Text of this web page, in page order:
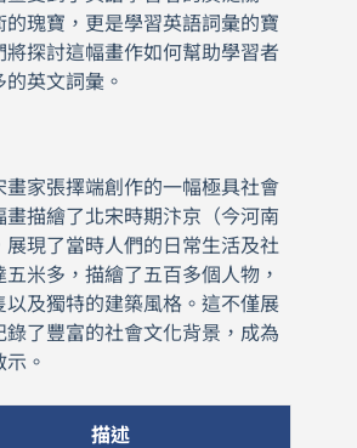
瑰寶，更是學習英語詞彙的寶
探討這幅畫作如何幫助學習者
英文詞彙。
畫家張擇端創作的一幅極具社會
描繪了北宋時期汴京（今河南
現了當時人們的日常生活及社
米多，描繪了五百多個人物，
及獨特的建築風格。這不僅展
了豐富的社會文化背景，成為
。
描述